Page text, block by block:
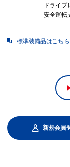
ドライブ
安全運転
標準装備品はこちら
新規会員